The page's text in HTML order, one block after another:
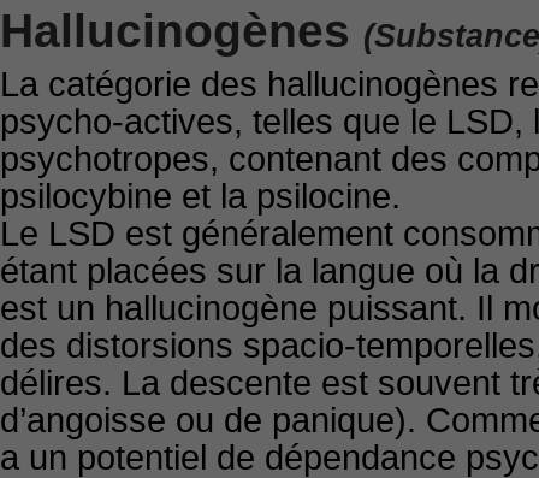
Hallucinogènes
La catégorie des hallucinogènes
psycho-actives, telles que le
psychotropes, contenant des
psilocybine et la psilocine.
Le LSD est généralement
étant placées sur la langue où la
est un hallucinogène puissant. Il
des distorsions spacio-
délires. La descente est souvent
d’angoisse ou de panique).
a un potentiel de dépendance